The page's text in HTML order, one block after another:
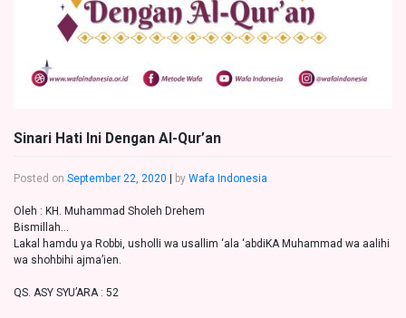
Sinari Hati Ini Dengan Al-Qur’an
Posted on September 22, 2020 by Wafa Indonesia
Oleh : KH. Muhammad Sholeh Drehem
Bismillah…
Lakal hamdu ya Robbi, usholli wa usallim ‘ala ‘abdiKA Muhammad wa aalihi
wa shohbihi ajma’ien.
QS. ASY SYU’ARA : 52